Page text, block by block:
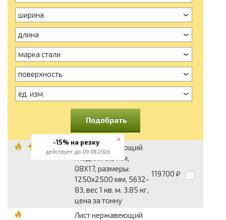
ширина
длина
марка стали
поверхность
ед. изм.
Подобрать
Лист нержавеющий
гладкий 0.5 мм,
08Х17, размеры:
1250x2500 мм, 5632-
83, вес 1 кв. м. 3.85 кг,
цена за тонну
119700 ₽
Лист нержавеющий
-15% на резку
действует до 09.08.2026